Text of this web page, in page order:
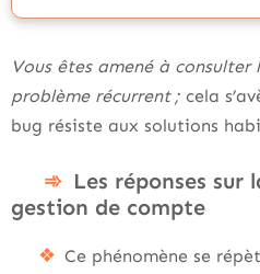
Vous êtes amené à consulter
problème récurrent ; cela
bug résiste aux solutions
Les réponses sur
gestion de compte
Ce phénomène se